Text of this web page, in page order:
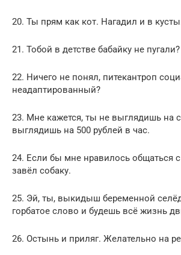
20. Ты прям как кот. Нагадил и в
21. Тобой в детстве бабайку не пугали?
22. Ничего не понял, питекантроп
неадаптированный?
23. Мне кажется, ты не выглядишь на
выглядишь на 500 рублей в час.
24. Если бы мне нравилось общаться
завёл собаку.
25. Эй, ты, выкидыш беременной
горбатое слово и будешь всё жизнь
26. Остынь и приляг. Желательно на